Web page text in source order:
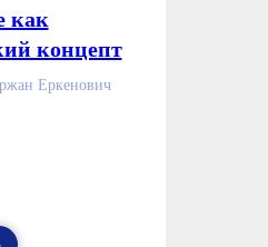
как
концепт
Еркенович